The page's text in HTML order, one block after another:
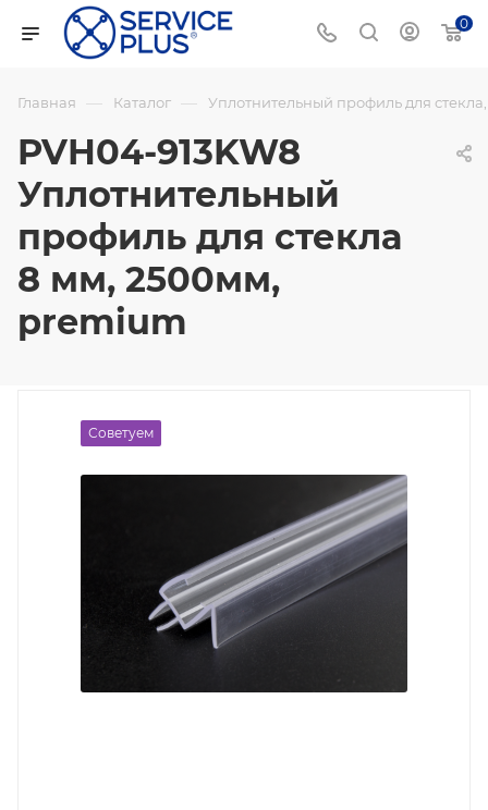
0
Главная — Каталог — Уплотнительный профиль для
PVH04-913KW8
Уплотнительный
профиль для стекла
8 мм, 2500мм,
premium
Советуем